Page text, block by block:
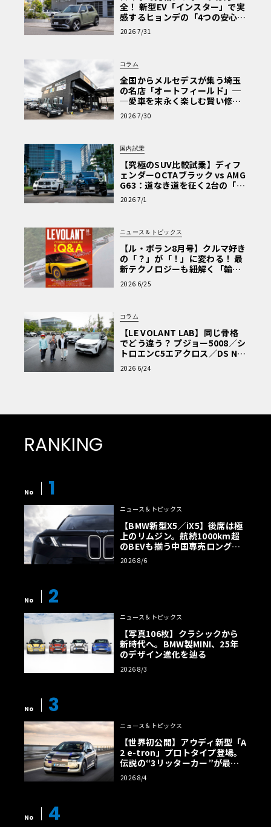
全！ 新型EV「インスター」で実
感するヒョンデの「4つの安心」
【第1回・ヒョンデ6つの疑問：
Why? Hyundai?】〈PR〉
2026 7/31
コラム
全国からメルセデスが集う埼玉
の名店「オートフィールド」─
─愛車を末永く楽しむ賢い修理
術と、プロがフックス製オイル
を選ぶ理由〈PR〉
2026 7/30
国内試乗
【究極のSUV比較試乗】ディフ
ェンダーOCTAブラック vs AMG
G63：道なき道を征く2台の「対
極的アプローチ」
2026 7/1
ニュース＆トピックス
【ル・ボラン8月号】クルマ好き
の「？」が「！」に変わる！ 最
新テクノロジーも紐解く「輸入
車Q&A」
2026 6/25
コラム
【LE VOLANT LAB】同じ骨格
でどう違う？ プジョー5008／シ
トロエンC5エアクロス／DS Nº4
読者一気乗りレポート
2026 6/24
RANKING
No 1
ニュース＆トピックス
【BMW新型X5／iX5】後席は極
上のリムジン。航続1000km超
のBEVも揃う中国専売ロング仕
様の全貌
2026 8/6
No 2
ニュース＆トピックス
【写真106枚】クラシックから
新時代へ。BMW製MINI、25年
のデザイン進化を辿る
2026 8/3
No 3
ニュース＆トピックス
【世界初公開】アウディ新型「A
2 e-tron」プロトタイプ登場。
伝説の“3リッターカー”が最高
効率エントリーBEVとして復活
【画像38枚】
2026 8/4
No 4